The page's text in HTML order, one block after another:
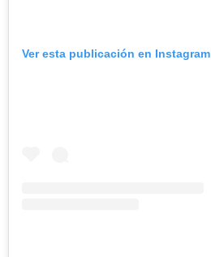
Ver esta publicación en Instagram